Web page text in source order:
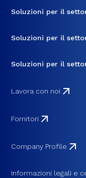
Soluzioni per il
Soluzioni per il
Soluzioni per il
Lavora con noi
Fornitori
Company Profile
Informazioni legali e